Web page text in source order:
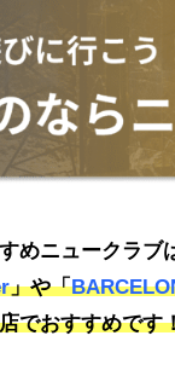
めニュークラブ
」や「
でおすすめです